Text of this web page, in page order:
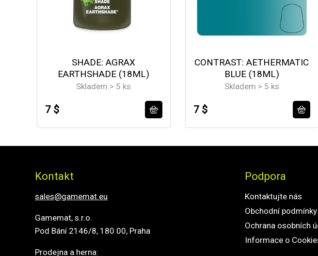
SHADE: AGRAX
EARTHSHADE (18ML)
Skladem > 5 ks
7 $
CONTRAST: AETHERMATIC
BLUE (18ML)
Skladem > 5 ks
7 $
Kontakt
sales@gamemat.eu
Gamemat, s.r.o.
Pod Bání 2146/8, 180 00, Praha
Prodejna a herna:
Podpora
Kontaktujte nás
Obchodní podmínky
Ochrana osobních
Informace o